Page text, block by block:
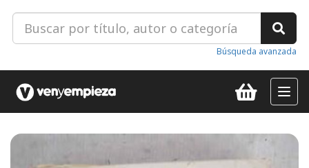
Búsqueda avanzada